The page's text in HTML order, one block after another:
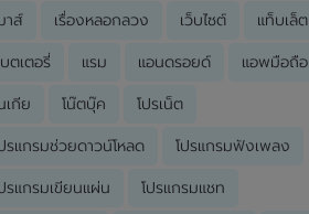
าส์ เรื่องหลอกลวง เว็บไซต์ แท็บเล็ต
ตเตอรี่ แรม แอนดรอยด์ แอพมือถือ
เกีย โน๊ตบุ๊ค โปรเน็ต
รแกรมช่วยดาวน์โหลด โปรแกรมฟังเพลง
รแกรมเขียนแผ่น โปรแกรมแชท